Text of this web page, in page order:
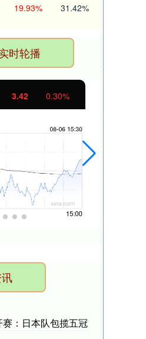
19.93% 31.42%
时轮播
3.42 0.30%
：日本队包揽五冠